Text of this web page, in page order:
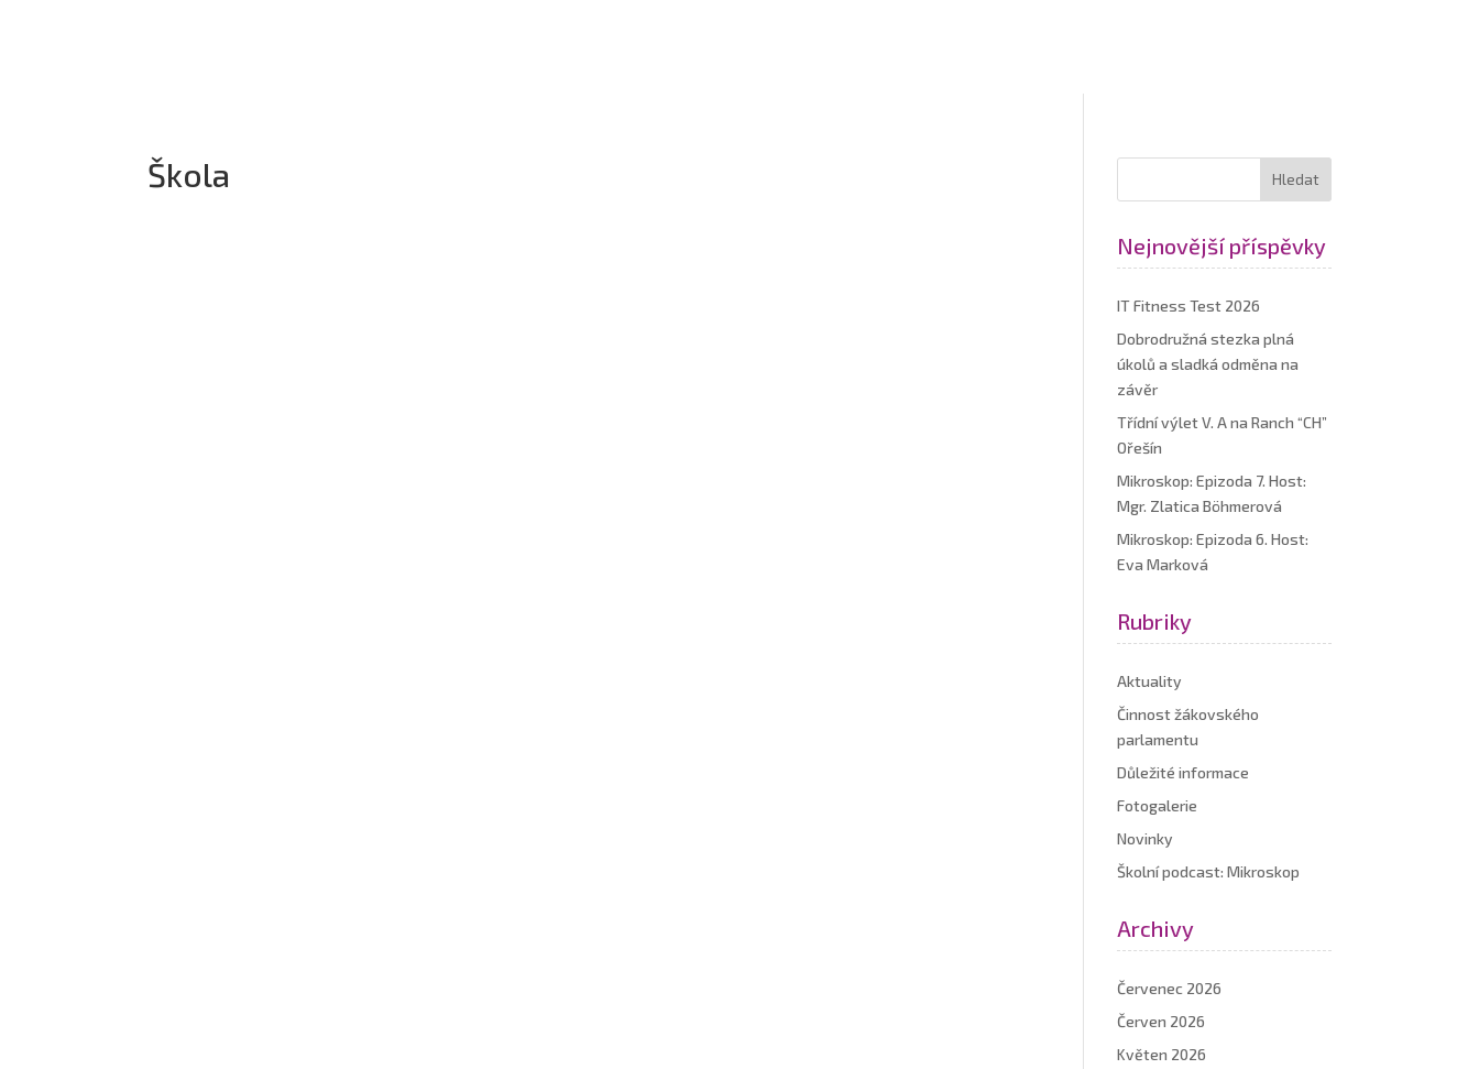
Škola
Nejnovější příspěvky
IT Fitness Test 2026
Dobrodružná stezka plná
úkolů a sladká odměna na
závěr
Třídní výlet V. A na Ranch “CH”
Ořešín
Mikroskop: Epizoda 7. Host:
Mgr. Zlatica Böhmerová
Mikroskop: Epizoda 6. Host:
Eva Marková
Rubriky
Aktuality
Činnost žákovského
parlamentu
Důležité informace
Fotogalerie
Novinky
Školní podcast: Mikroskop
Archivy
Červenec 2026
Červen 2026
Květen 2026